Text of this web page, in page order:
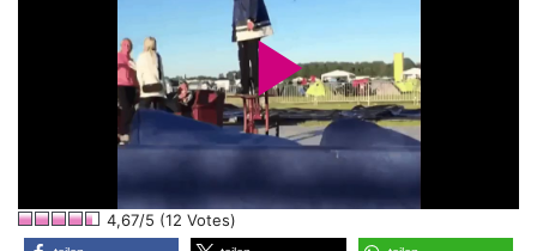
P
l
4,67/5 (12 Votes)